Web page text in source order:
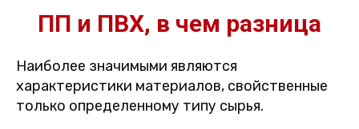
ПП и ПВХ, в чем разница
Наиболее значимыми являются
характеристики материалов, свойственные
только определенному типу сырья.